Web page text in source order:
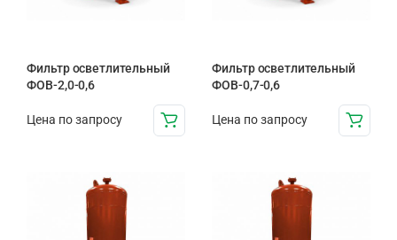
Фильтр осветлительный
ФОВ-2,0-0,6
Цена по запросу
Фильтр осветлительный
ФОВ-0,7-0,6
Цена по запросу